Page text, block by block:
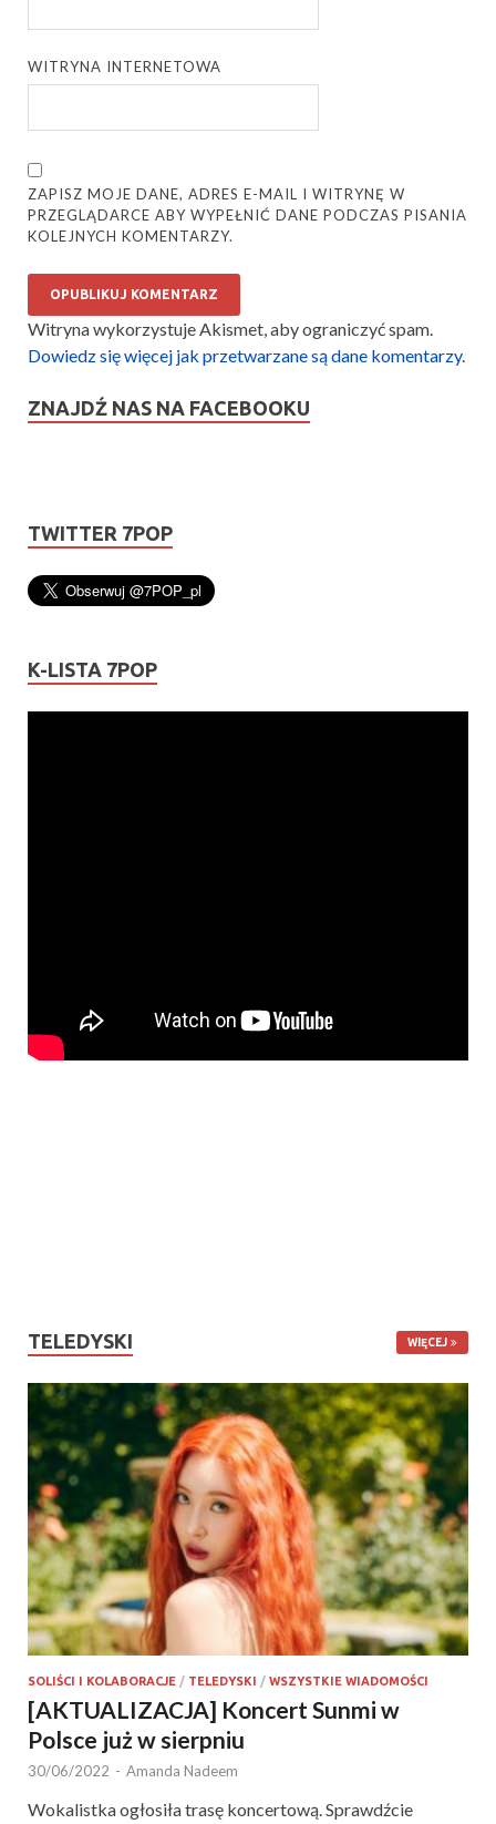
WITRYNA INTERNETOWA
ZAPISZ MOJE DANE, ADRES E-MAIL I WITRYNĘ W
PRZEGLĄDARCE ABY WYPEŁNIĆ DANE PODCZAS PISANIA
KOLEJNYCH KOMENTARZY.
Witryna wykorzystuje Akismet, aby ograniczyć spam.
Dowiedz się więcej jak przetwarzane są dane komentarzy.
ZNAJDŹ NAS NA FACEBOOKU
TWITTER 7POP
K-LISTA 7POP
TELEDYSKI WIĘCEJ
SOLIŚCI I KOLABORACJE / TELEDYSKI / WSZYSTKIE WIADOMOŚCI
[AKTUALIZACJA] Koncert Sunmi w
Polsce już w sierpniu
30/06/2022 - Amanda Nadeem
Wokalistka ogłosiła trasę koncertową. Sprawdźcie